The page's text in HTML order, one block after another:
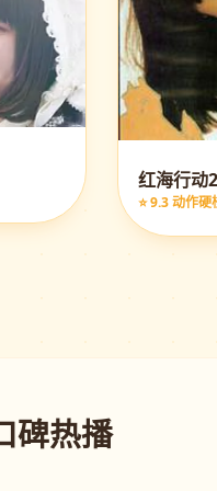
红海行动
⭐ 9.3 动作硬
碑热播